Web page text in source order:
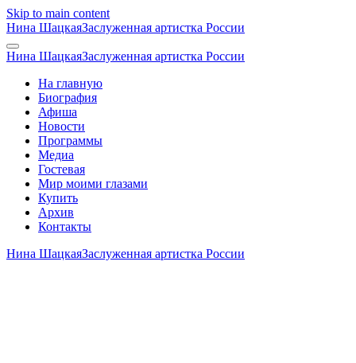
Skip to main content
Нина ШацкаяЗаслуженная артистка России
Нина ШацкаяЗаслуженная артистка России
На главную
Биография
Афиша
Новости
Программы
Медиа
Гостевая
Мир моими глазами
Купить
Архив
Контакты
Нина ШацкаяЗаслуженная артистка России